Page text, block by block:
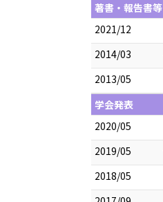
著書・報告書等
2021/12
2014/03
2013/05
学会発表
2020/05
2019/05
2018/05